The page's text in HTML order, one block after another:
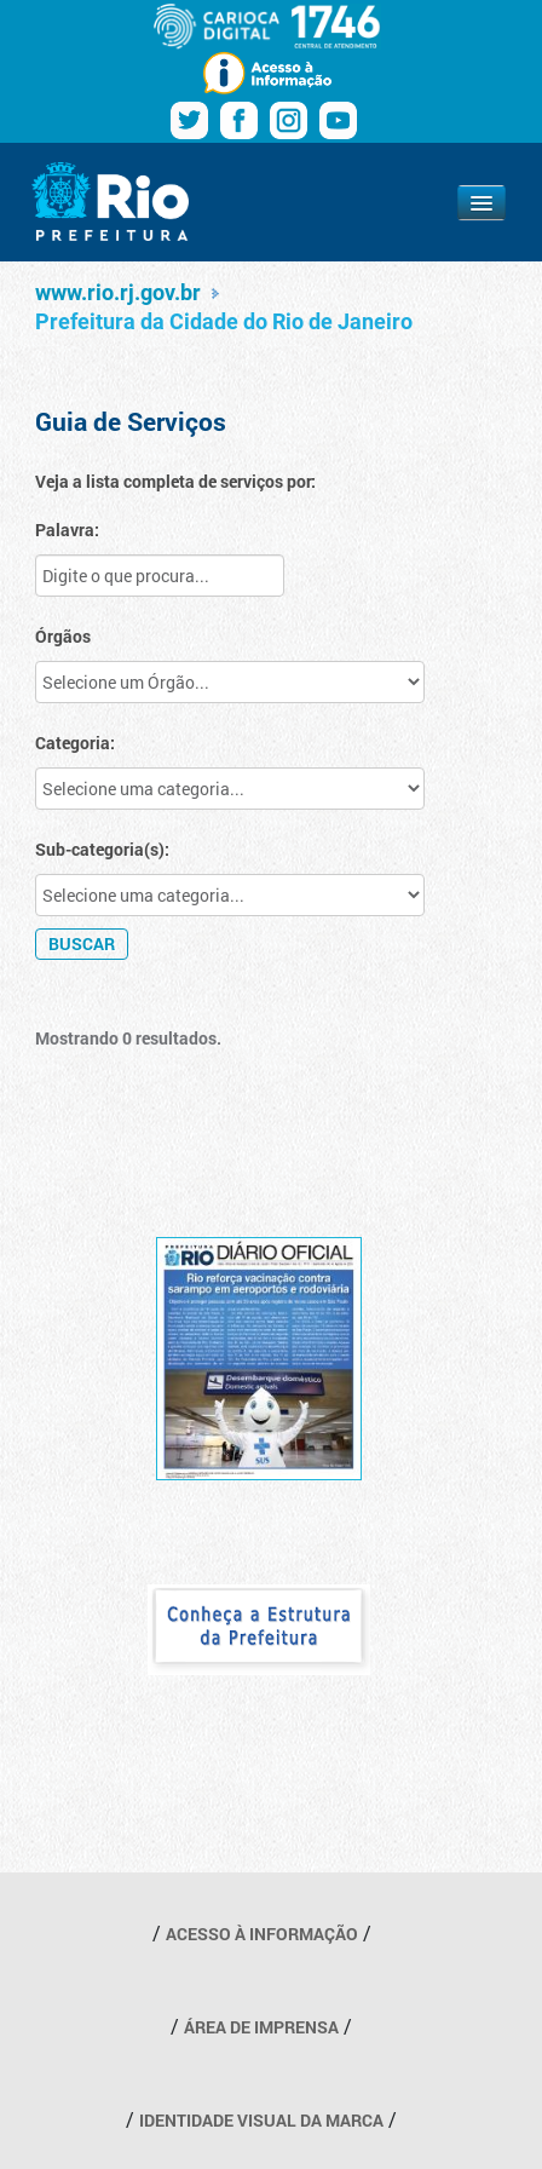
Pular para o conteúdo
Navegação
www.rio.rj.gov.br
Serviços
www.rio.rj.gov.br
Prefeitura da Cidade do Rio de Janeiro
Guia de Serviços
Veja a lista completa de serviços por:
Palavra:
Órgãos
Categoria:
Sub-categoria(s):
Mostrando 0 resultados.
Outros links
ACESSO À INFORMAÇÃO
ÁREA DE IMPRENSA
IDENTIDADE VISUAL DA MARCA